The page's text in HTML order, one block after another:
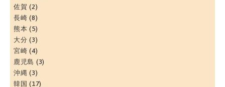
佐賀 (2)
長崎 (8)
熊本 (5)
大分 (3)
宮崎 (4)
鹿児島 (3)
沖縄 (3)
韓国 (17)